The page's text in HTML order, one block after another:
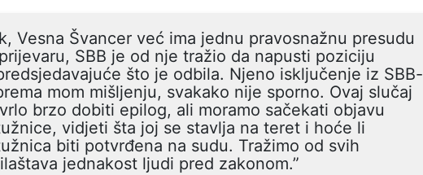
Vesna Švancer već ima jednu pravosnažnu presudu
SBB je od nje tražio da napusti poziciju
što je odbila. Njeno isključenje iz SBB-
mom mišljenju, svakako nije sporno. Ovaj slučaj
brzo dobiti epilog, ali moramo sačekati objavu
vidjeti šta joj se stavlja na teret i hoće li
biti potvrđena na sudu. Tražimo od svih
jednakost ljudi pred zakonom.”